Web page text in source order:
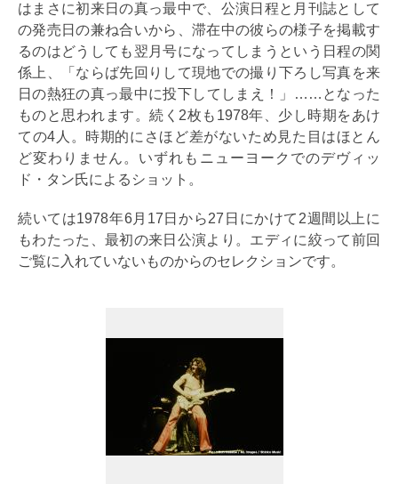
はまさに初来日の真っ最中で、公演日程と月刊誌として
の発売日の兼ね合いから、滞在中の彼らの様子を掲載す
るのはどうしても翌月号になってしまうという日程の関
係上、「ならば先回りして現地での撮り下ろし写真を来
日の熱狂の真っ最中に投下してしまえ！」……となった
ものと思われます。続く2枚も1978年、少し時期をあけ
ての4人。時期的にさほど差がないため見た目はほとん
ど変わりません。いずれもニューヨークでのデヴィッ
ド・タン氏によるショット。
続いては1978年6月17日から27日にかけて2週間以上に
もわたった、最初の来日公演より。エディに絞って前回
ご覧に入れていないものからのセレクションです。